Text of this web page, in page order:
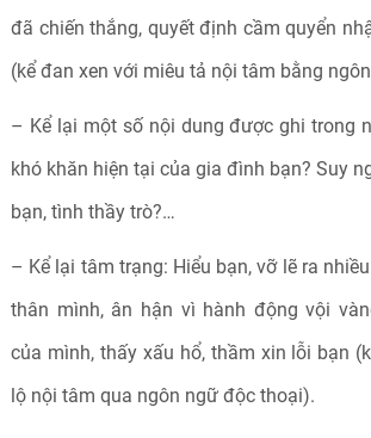
đã chiến thắng, quyết định cầm quyển
(kể đan xen với miêu tả nội tâm bằng
– Kể lại một số nội dung được ghi trong
khó khăn hiện tại của gia đình bạn? Suy
bạn, tình thầy trò?…
– Kể lại tâm trạng: Hiểu bạn, vỡ lẽ ra
thân mình, ân hận vì hành động vội
của mình, thấy xấu hổ, thầm xin lỗi bạn
lộ nội tâm qua ngôn ngữ độc thoại).